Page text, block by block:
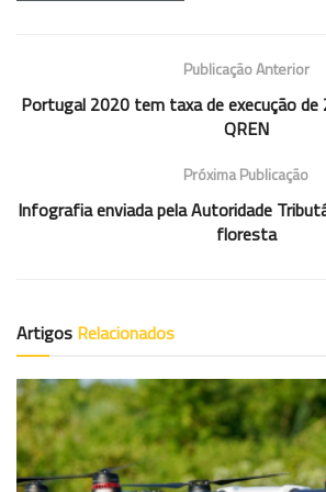
Publicação Anterior
Portugal 2020 tem taxa de execução de
QREN
Próxima Publicação
Infografia enviada pela Autoridade
floresta
Artigos Relacionados